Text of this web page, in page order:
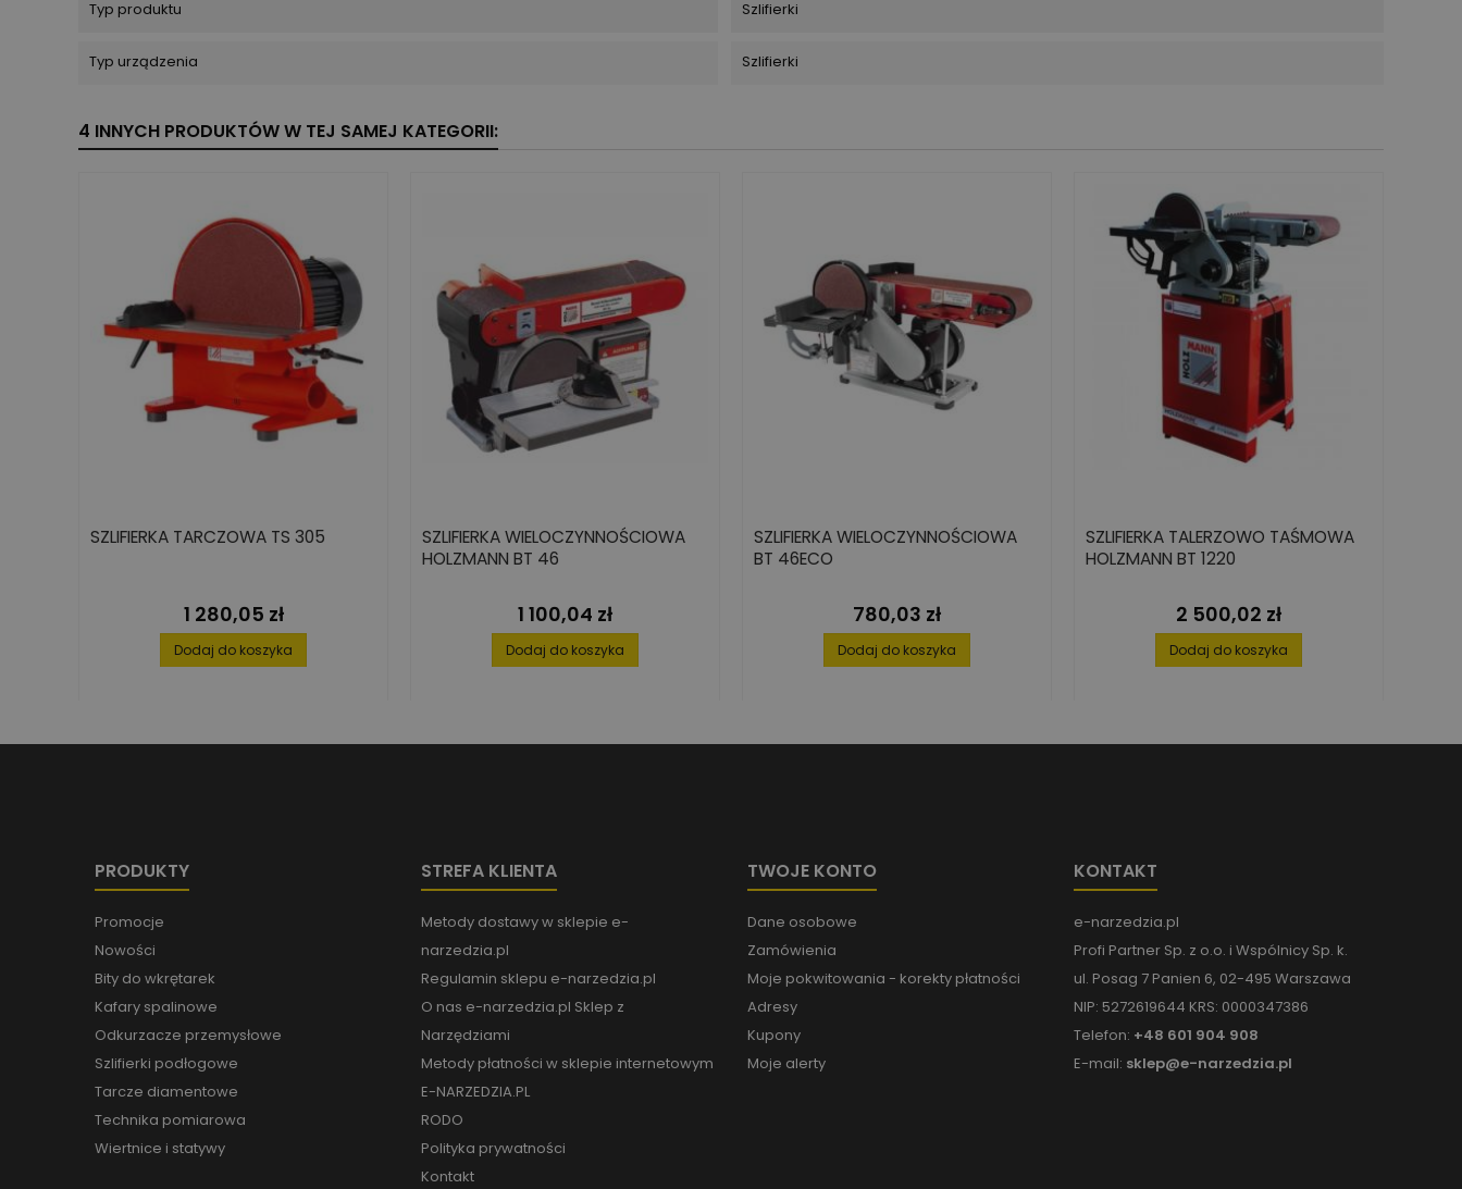
Typ produktu Szlifierki
Typ urządzenia Szlifierki
4 INNYCH PRODUKTÓW W TEJ SAMEJ KATEGORII:
SZLIFIERKA TARCZOWA TS 305
Cena
1 280,05 zł
Dodaj do koszyka
SZLIFIERKA WIELOCZYNNOŚCIOWA
HOLZMANN BT 46
Cena
1 100,04 zł
Dodaj do koszyka
SZLIFIERKA WIELOCZYNNOŚCIOWA
BT 46ECO
Cena
780,03 zł
Dodaj do koszyka
SZLIFIERKA TALERZOWO TAŚMOWA
HOLZMANN BT 1220
Cena
2 500,02 zł
Dodaj do koszyka
PRODUKTY
Promocje
Nowości
Bity do wkrętarek
Kafary spalinowe
Odkurzacze przemysłowe
Szlifierki podłogowe
Tarcze diamentowe
Technika pomiarowa
Wiertnice i statywy
STREFA KLIENTA
Metody dostawy w sklepie e-
narzedzia.pl
Regulamin sklepu e-narzedzia.pl
O nas e-narzedzia.pl Sklep z
Narzędziami
Metody płatności w sklepie internetowym
E-NARZEDZIA.PL
RODO
Polityka prywatności
Kontakt
TWOJE KONTO
Dane osobowe
Zamówienia
Moje pokwitowania - korekty płatności
Adresy
Kupony
Moje alerty
KONTAKT
e-narzedzia.pl
Profi Partner Sp. z o.o. i Wspólnicy Sp. k.
ul. Posag 7 Panien 6, 02-495 Warszawa
NIP: 5272619644 KRS: 0000347386
Telefon: +48 601 904 908
E-mail: sklep@e-narzedzia.pl